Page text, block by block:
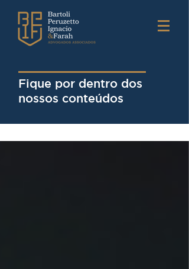
Fique por dentro dos
nossos conteúdos